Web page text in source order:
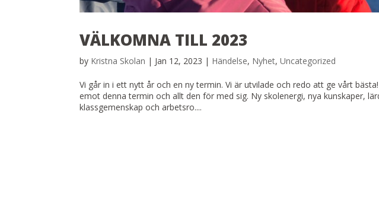
VÄLKOMNA TILL 2023
by Kristna Skolan | Jan 12, 2023 | Händelse, Nyhet,Uncategorized
Vi går in i ett nytt år och en ny termin. Vi är utvilade och redo att ge vårt
emot denna termin och allt den för med sig. Ny skolenergi, nya kunskaper,
klassgemenskap och arbetsro....